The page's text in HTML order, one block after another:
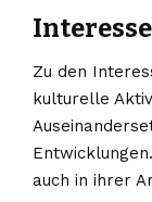
Zu den
kulturelle
auch in ihrer